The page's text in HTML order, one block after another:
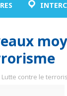
Lutte contre le